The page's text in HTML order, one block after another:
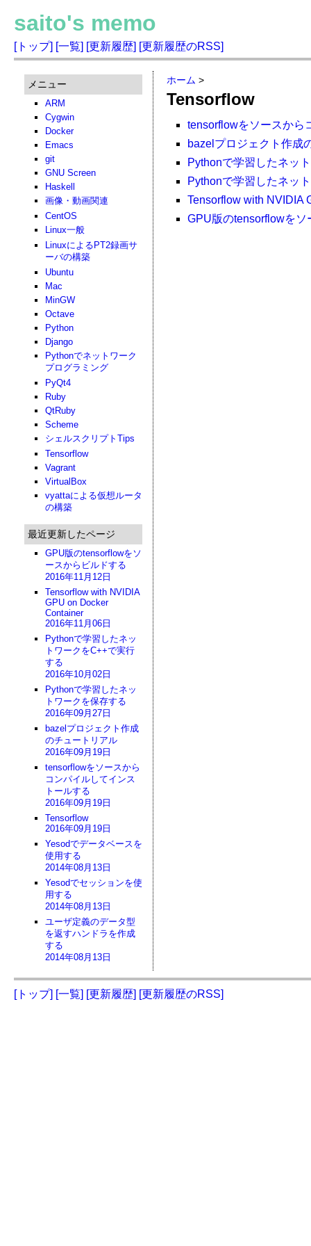
saito's memo
[トップ] [一覧] [更新履歴] [更新履歴のRSS]
メニュー
ARM
Cygwin
Docker
Emacs
git
GNU Screen
Haskell
画像・動画関連
CentOS
Linux一般
LinuxによるPT2録画サ
ーバの構築
Ubuntu
Mac
MinGW
Octave
Python
Django
Pythonでネットワーク
プログラミング
PyQt4
Ruby
QtRuby
Scheme
シェルスクリプトTips
Tensorflow
Vagrant
VirtualBox
vyattaによる仮想ルータ
の構築
最近更新したページ
GPU版のtensorflowをソ
ースからビルドする
2016年11月12日
Tensorflow with NVIDIA
GPU on Docker
Container
2016年11月06日
Pythonで学習したネッ
トワークをC++で実行
する
2016年10月02日
Pythonで学習したネッ
トワークを保存する
2016年09月27日
bazelプロジェクト作成
のチュートリアル
2016年09月19日
tensorflowをソースから
コンパイルしてインス
トールする
2016年09月19日
Tensorflow
2016年09月19日
Yesodでデータベースを
使用する
2014年08月13日
Yesodでセッションを使
用する
2014年08月13日
ユーザ定義のデータ型
を返すハンドラを作成
する
2014年08月13日
ホーム >
Tensorflow
tensorflowをソースから
bazelプロジェクト作成
Pythonで学習したネッ
Pythonで学習したネッ
Tensorflow with NVIDIA
GPU版のtensorflowをソ
[トップ] [一覧] [更新履歴] [更新履歴のRSS]